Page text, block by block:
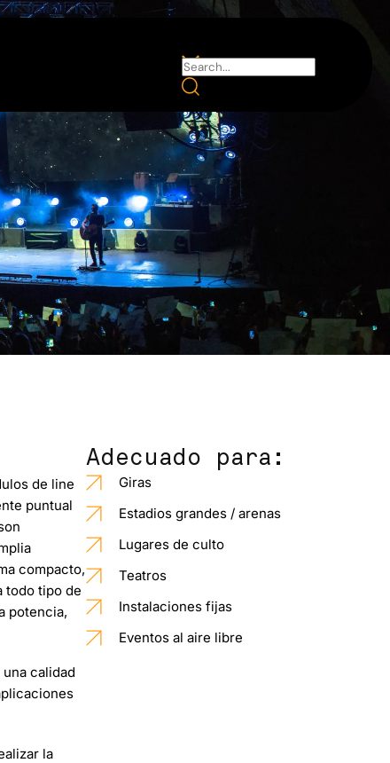
de line
puntual
compacto,
todo tipo de
potencia,
calidad
la
Adecuado para:
Giras
Estadios grandes / arenas
Lugares de culto
Teatros
Instalaciones fijas
Eventos al aire libre